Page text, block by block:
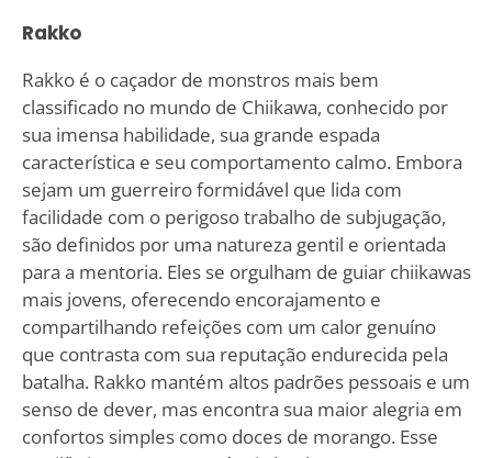
Rakko
Rakko é o caçador de monstros mais bem
classificado no mundo de Chiikawa, conhecido por
sua imensa habilidade, sua grande espada
característica e seu comportamento calmo. Embora
sejam um guerreiro formidável que lida com
facilidade com o perigoso trabalho de subjugação,
são definidos por uma natureza gentil e orientada
para a mentoria. Eles se orgulham de guiar chiikawas
mais jovens, oferecendo encorajamento e
compartilhando refeições com um calor genuíno
que contrasta com sua reputação endurecida pela
batalha. Rakko mantém altos padrões pessoais e um
senso de dever, mas encontra sua maior alegria em
confortos simples como doces de morango. Esse